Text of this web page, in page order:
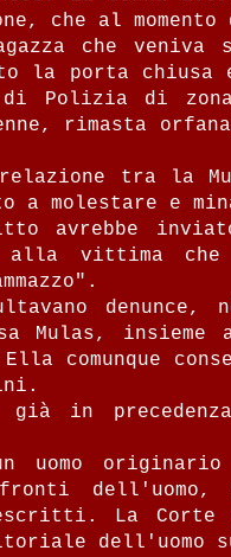
che al
che veniva
la porta
di Polizia di
rimasta
tra la
a molestare e
avrebbe
alla vittima
Mulas,
comunque
già in
originario
dell'uomo,
La Corte
dell'uomo